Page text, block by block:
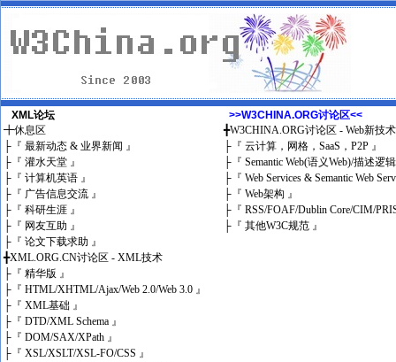
XML论坛
╋休息区
├ 『 最新动态 & 业界新闻 』
├ 『 灌水天堂 』
├ 『 计算机英语 』
├ 『 广告信息交流 』
├ 『 科研生涯 』
├ 『 网友互助 』
├ 『 论文下载求助 』
╋XML.ORG.CN讨论区 - XML技术
├ 『 精华版 』
├ 『 HTML/XHTML/Ajax/Web 2.0/Web 3.0 』
├ 『 XML基础 』
├ 『 DTD/XML Schema 』
├ 『 DOM/SAX/XPath 』
├ 『 XSL/XSLT/XSL-FO/CSS 』
>>W3CHINA.ORG讨论区<<
╋W3CHINA.ORG讨论区 - Web新技
├ 『 云计算，网格，SaaS，P2P 』
├ 『 Semantic Web(语义Web)/描述逻
├ 『 Web Services & Semantic Web
├ 『 Web架构 』
├ 『 RSS/FOAF/Dublin Core/CIM/
├ 『 其他W3C规范 』